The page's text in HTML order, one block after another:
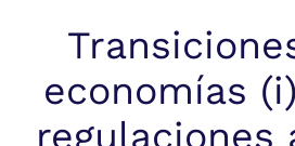
economías
regulaciones